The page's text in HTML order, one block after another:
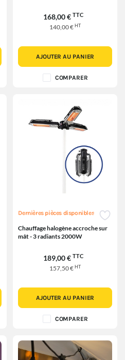
168,00 € TTC
140,00 €HT
AJOUTER AU PANIER
COMPARER
Dernières pièces disponibles
Chauffage halogène accroche sur
mât - 3 radiants 2000W
189,00 € TTC
157,50 €HT
AJOUTER AU PANIER
COMPARER